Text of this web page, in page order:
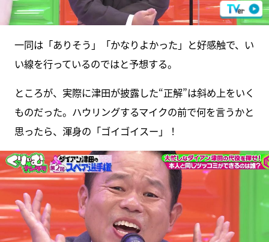
一同は「ありそう」「かなりよかった」と好感触で、い
い線を行っているのではと予想する。
ところが、実際に津田が披露した“正解”は斜め上をいく
ものだった。ハウリングするマイクの前で何を言うかと
思ったら、渾身の「ゴイゴイスー」！